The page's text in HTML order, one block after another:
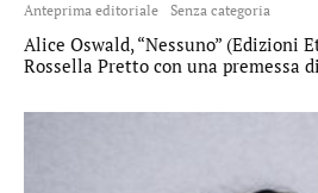
Anteprima editoriale Senza categoria
Alice Oswald, “Nessuno” (Edizioni
Rossella Pretto con una premessa